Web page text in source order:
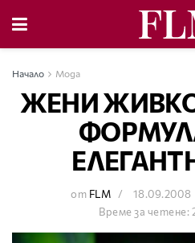
Начало Мода
ЖЕНИ
от FLM 18.09.2008
Време за четене: